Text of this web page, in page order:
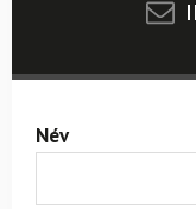
Név